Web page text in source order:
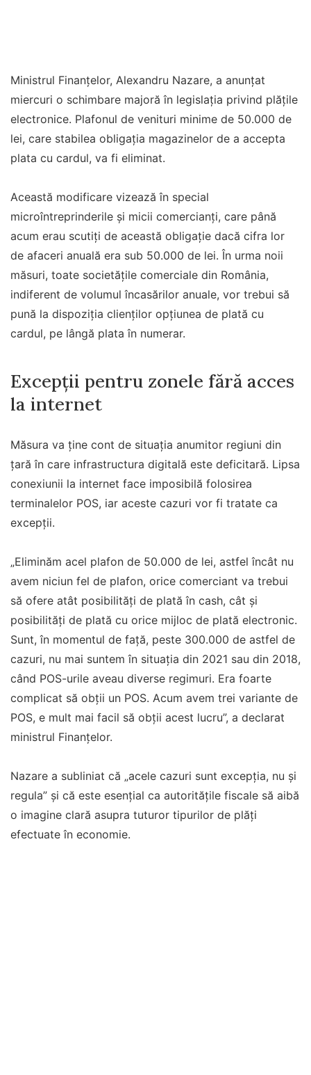
Ministrul Finanțelor, Alexandru Nazare, a anunțat
miercuri o schimbare majoră în legislația privind plățile
electronice. Plafonul de venituri minime de 50.000 de
lei, care stabilea obligația magazinelor de a accepta
plata cu cardul, va fi eliminat.
Această modificare vizează în special
microîntreprinderile și micii comercianți, care până
acum erau scutiți de această obligație dacă cifra lor
de afaceri anuală era sub 50.000 de lei. În urma noii
măsuri, toate societățile comerciale din România,
indiferent de volumul încasărilor anuale, vor trebui să
pună la dispoziția clienților opțiunea de plată cu
cardul, pe lângă plata în numerar.
Excepții pentru zonele fără acces
la internet
Măsura va ține cont de situația anumitor regiuni din
țară în care infrastructura digitală este deficitară. Lipsa
conexiunii la internet face imposibilă folosirea
terminalelor POS, iar aceste cazuri vor fi tratate ca
excepții.
„Eliminăm acel plafon de 50.000 de lei, astfel încât nu
avem niciun fel de plafon, orice comerciant va trebui
să ofere atât posibilităţi de plată în cash, cât şi
posibilităţi de plată cu orice mijloc de plată electronic.
Sunt, în momentul de faţă, peste 300.000 de astfel de
cazuri, nu mai suntem în situaţia din 2021 sau din 2018,
când POS-urile aveau diverse regimuri. Era foarte
complicat să obţii un POS. Acum avem trei variante de
POS, e mult mai facil să obţii acest lucru”, a declarat
ministrul Finanțelor.
Nazare a subliniat că „acele cazuri sunt excepţia, nu şi
regula” și că este esențial ca autoritățile fiscale să aibă
o imagine clară asupra tuturor tipurilor de plăți
efectuate în economie.